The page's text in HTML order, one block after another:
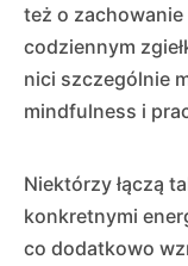
też o
codziennym
nici szczególnie
mindfulness i
Niektórzy łączą
konkretnymi
co dodatkowo